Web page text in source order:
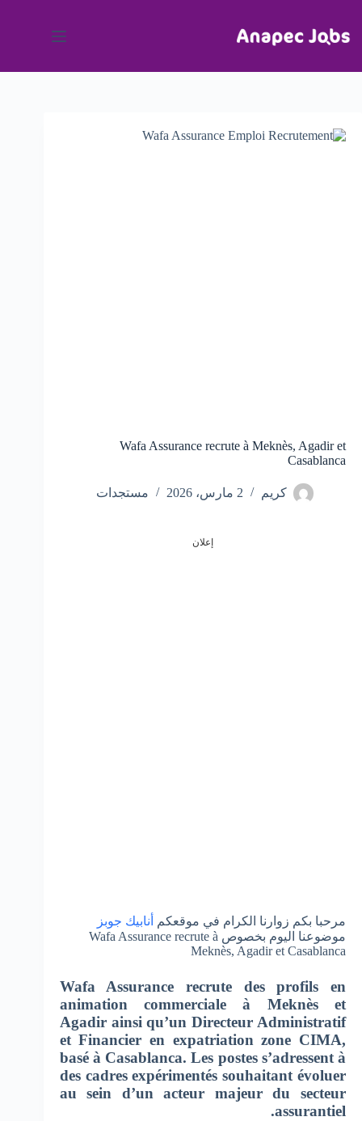
المحتوى
Wafa Assurance recrute à Meknès, Agadir et
Casablanca
كريم 2 مارس، 2026 مستجدات
إعلان
مرحبا بكم زوارنا الكرام في موقعكم
أنابيك جوبز
موضوعنا اليوم بخصوص Wafa Assurance recrute à
Meknès, Agadir et Casablanca
Wafa Assurance recrute des profils en
animation commerciale à Meknès et
Agadir ainsi qu’un Directeur Administratif
et Financier en expatriation zone CIMA,
basé à Casablanca. Les postes s’adressent à
des cadres expérimentés souhaitant évoluer
au sein d’un acteur majeur du secteur
assurantiel.